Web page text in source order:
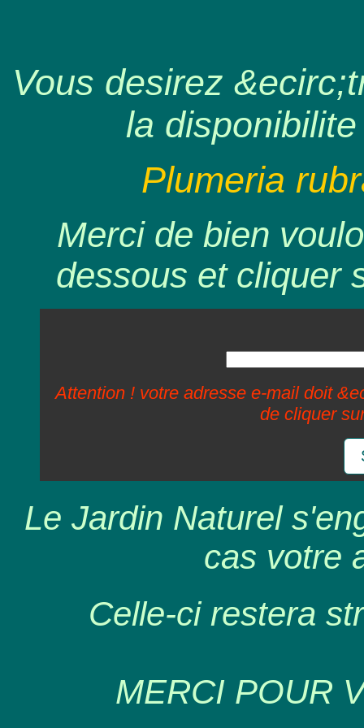
Vous desirez
la
Plumeria
Merci de bien
dessous et cliquer
Attention ! votre adresse e-mail doit
de cliquer
Le Jardin Naturel
cas votre
Celle-ci restera
MERCI POUR